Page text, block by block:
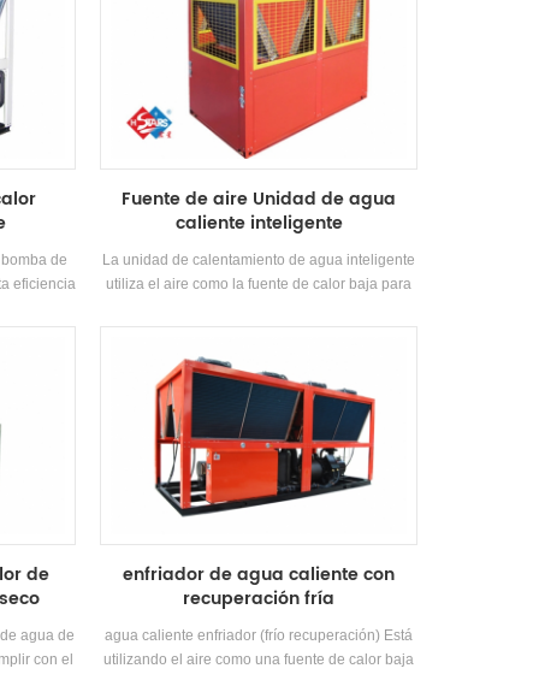
de las
En
gran
agua caliente está preparada para satisfacer la
demanda de agua caliente entre 35-55 ° C.
Función de calefacción, adecuada para
suministro de aire directo o radiación de piso
Calefacción.
de
eficiencia
alta
de
Fuente de aire Unidad de agua
caliente inteligente
La unidad de calentamiento de agua inteligente
utiliza el aire como la fuente de calor baja para
eficiente y ambientalmente amigable.
de
agua de
con el
enfriador de agua caliente con
recuperación fría
agua caliente enfriador (frío recuperación) Está
utilizando el aire como una fuente de calor baja